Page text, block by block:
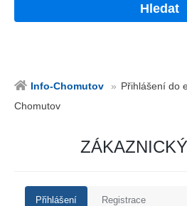
Hledat
Info-Chomutov
Přihlášení do
Chomutov
Přihlášení Registrace